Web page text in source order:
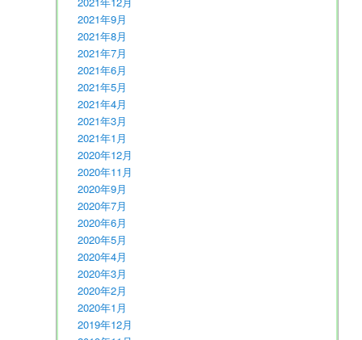
2021年9月
2021年8月
2021年7月
2021年6月
2021年5月
2021年4月
2021年3月
2021年1月
2020年12月
2020年11月
2020年9月
2020年7月
2020年6月
2020年5月
2020年4月
2020年3月
2020年2月
2020年1月
2019年12月